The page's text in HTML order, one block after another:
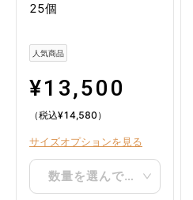
25個
人気商品
¥13,500
（税込¥14,580）
サイズオプションを見る
数量を選んでください